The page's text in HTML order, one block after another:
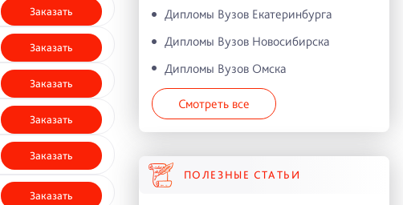
Заказать
Заказать
Заказать
Заказать
Заказать
Заказать
Дипломы Вузов Екатеринбурга
Дипломы Вузов Новосибирска
Дипломы Вузов Омска
Смотреть все
ПОЛЕЗНЫЕ СТАТЬИ